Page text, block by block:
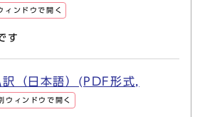
ィンドウで開く
す
（日本語）(PDF形式,
ウィンドウで開く